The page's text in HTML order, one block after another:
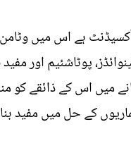
ہے اس میں
پوٹاشئیم اور مفید
میں اس کے ذائقے کو
کے حل میں مفید